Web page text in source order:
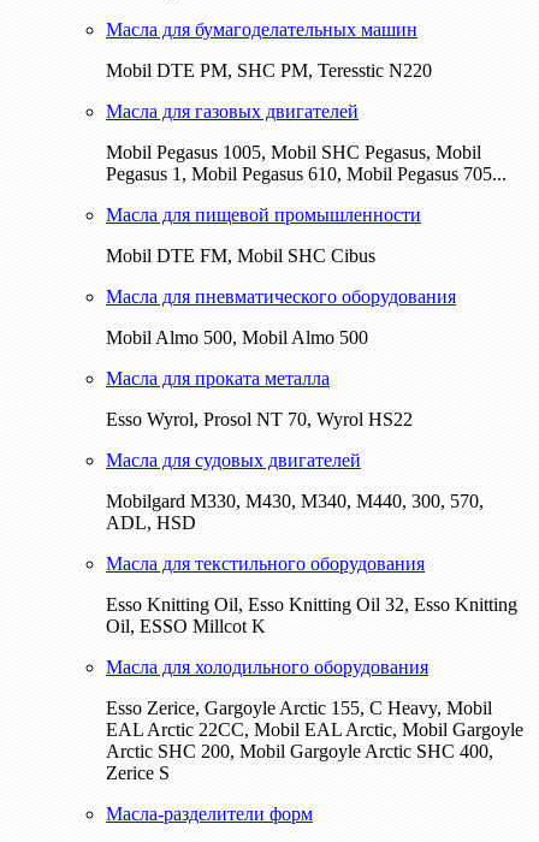
Масла для бумагоделательных машин
Mobil DTE РМ, SHC PM, Teresstic N220
Масла для газовых двигателей
Mobil Pegasus 1005, Mobil SHC Pegasus, Mobil
Pegasus 1, Mobil Pegasus 610, Mobil Pegasus 705...
Масла для пищевой промышленности
Mobil DTE FM, Mobil SHC Cibus
Масла для пневматического оборудования
Mobil Almo 500, Mobil Almo 500
Масла для проката металла
Esso Wyrol, Prosol NT 70, Wyrol HS22
Масла для судовых двигателей
Mobilgard M330, M430, M340, M440, 300, 570,
ADL, HSD
Масла для текстильного оборудования
Esso Knitting Oil, Esso Knitting Oil 32, Esso Knitting
Oil, ESSO Millcot K
Масла для холодильного оборудования
Esso Zerice, Gargoyle Arctic 155, С Heavy, Mobil
EAL Arctic 22CC, Mobil EAL Arctic, Mobil Gargoyle
Arctic SHC 200, Mobil Gargoyle Arctic SHC 400,
Zerice S
Масла-разделители форм